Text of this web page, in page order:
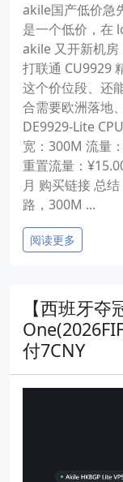
akile国产低价急
是一个低价，在
akile 又开新机房
打联通 CU9929
这个价位段、还
合需要欧洲落地
DE9929-Lite
宽：300M 流量
重置流量：
月 购买链接 总
路，300M ...
阅读更多
【西班牙
付7CNY